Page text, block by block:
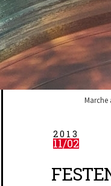
Marche
2013
11/02